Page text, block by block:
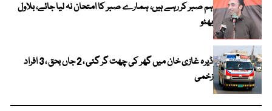
ہم صبر کر رہے ہیں، ہمارے صبر کا امتحان نہ لیا جائے، بلاول
بھٹو
ڈیرہ غازی خان میں گھر کی چھت گر گئی ، 2 جاں بحق ، 3 افراد
زخمی